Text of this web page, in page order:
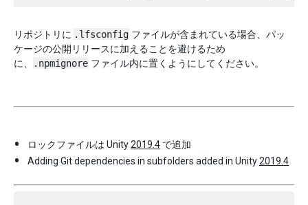
リポジトリに .lfsconfig ファイルが含まれている場合、パッ
ケージの公開リリースに加えることを避けるため
に、
.npmignore ファイル内に置くようにしてください。
ロックファイルは Unity2019.4 で追加
Adding Git dependencies in subfolders added in Unity2019.4